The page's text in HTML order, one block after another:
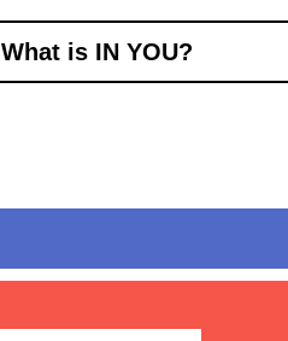
What is IN YOU?